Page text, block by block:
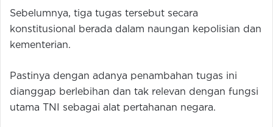
Sebelumnya, tiga tugas tersebut secara
konstitusional berada dalam naungan kepolisian dan
kementerian.
Pastinya dengan adanya penambahan tugas ini
dianggap berlebihan dan tak relevan dengan fungsi
utama TNI sebagai alat pertahanan negara.